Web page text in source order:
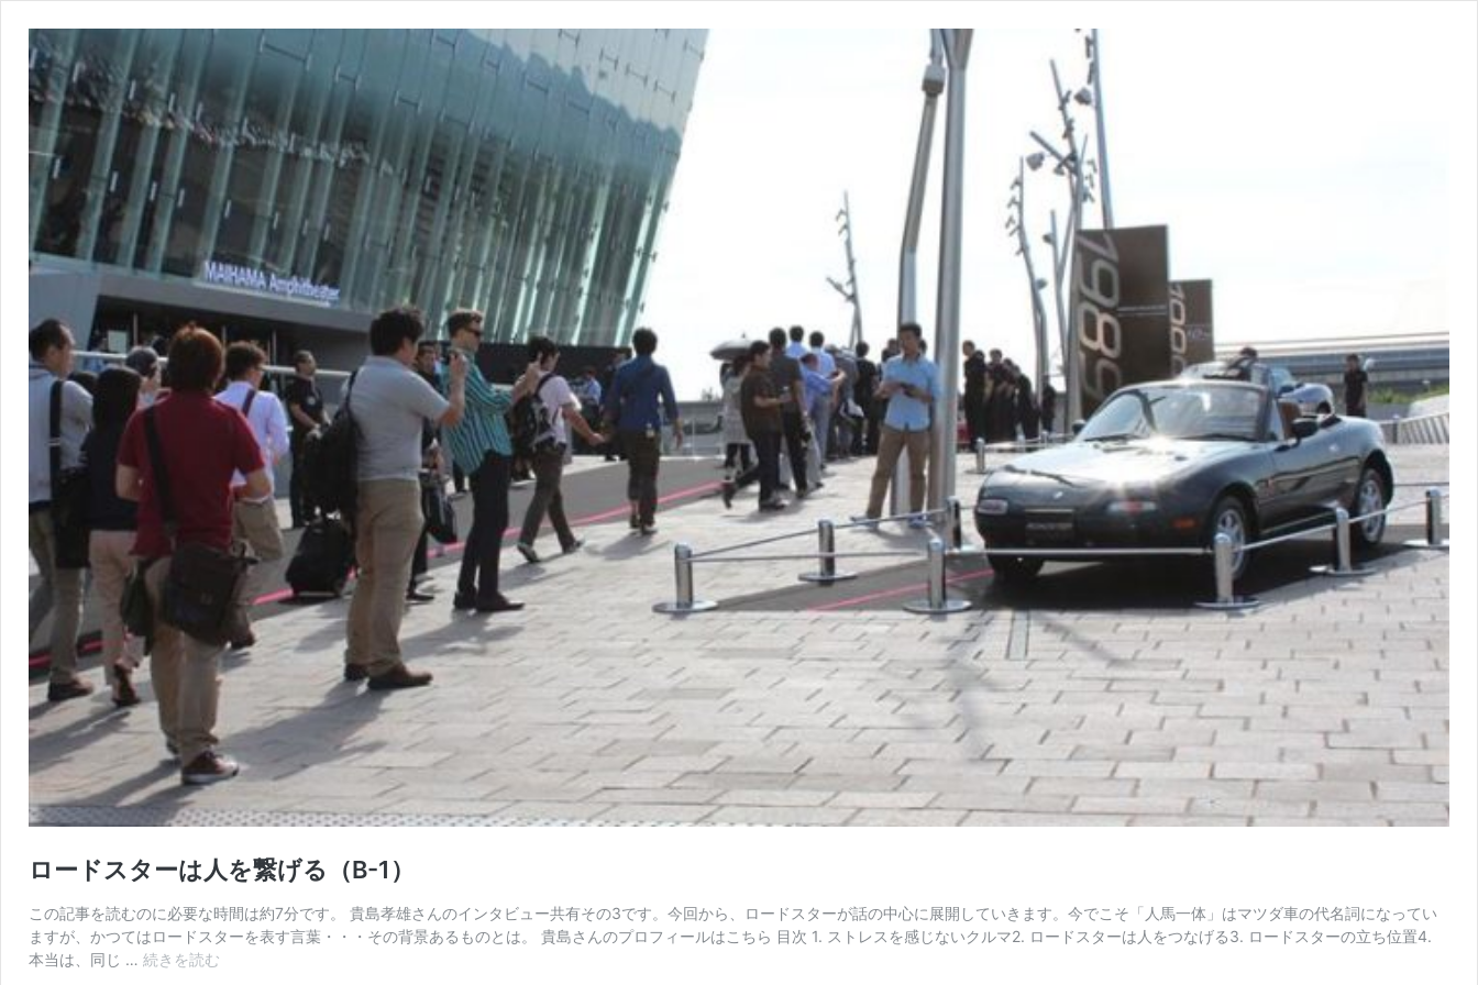
ロードスターは人を繋げる（B-1）
この記事を読むのに必要な時間は約7分です。 貴島孝雄さんのインタビュー共有その3です。今回から、ロードスターが話の中心に展開していきます。今でこそ「人馬一体」はマツダ車の代名詞になってい
ますが、かつてはロードスターを表す言葉・・・その背景あるものとは。 貴島さんのプロフィールはこちら 目次 1. ストレスを感じないクルマ2. ロードスターは人をつなげる3. ロードスターの立ち位置4.
本当は、同じ … 続きを読む